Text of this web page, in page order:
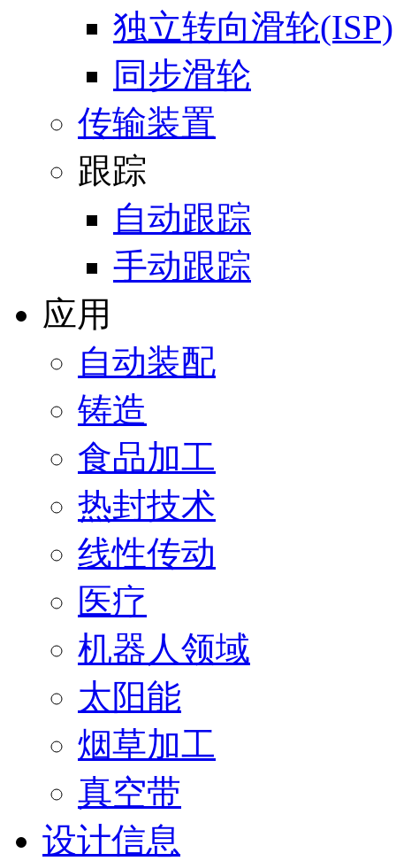
独立转向滑轮(ISP)
同步滑轮
传输装置
跟踪
自动跟踪
手动跟踪
应用
自动装配
铸造
食品加工
热封技术
线性传动
医疗
机器人领域
太阳能
烟草加工
真空带
设计信息